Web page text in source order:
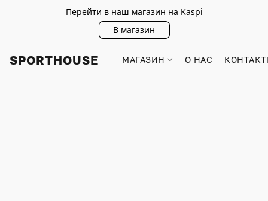
Перейти в наш магазин на Kaspi
В магазин
SPORTHOUSE МАГАЗИН О НАС